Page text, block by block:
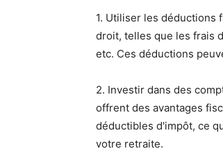
1. Utiliser les déductions
droit, telles que les frais
etc. Ces déductions
2. Investir dans des
offrent des avantages
déductibles d'impôt, ce
votre retraite.